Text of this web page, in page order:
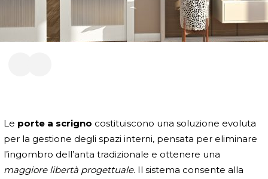
Le porte a scrigno costituiscono una soluzione evoluta
per la gestione degli spazi interni, pensata per eliminare
l’ingombro dell’anta tradizionale e ottenere una
maggiore libertà progettuale. Il sistema consente alla